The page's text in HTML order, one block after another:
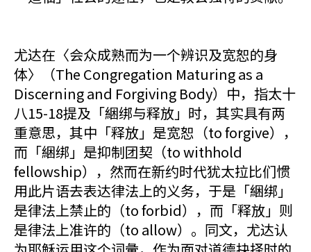
尤达在〈会众成熟而为一个辨识及宽恕的身
体〉（The Congregation Maturing as a
Discerning and Forgiving Body）中，指太十
八15-18提及「綑绑与释放」时，其实具有两
重意思，其中「释放」是宽恕（to forgive），
而「綑绑」是抑制团契（to withhold
fellowship），然而在新约时代犹太拉比们惯
用此片语去表达律法上的义务，于是「綑绑」
是律法上禁止的（to forbid），而「释放」则
是律法上准许的（to allow）。同文，尤达认